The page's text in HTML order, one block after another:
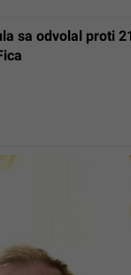
sa odvolal proti